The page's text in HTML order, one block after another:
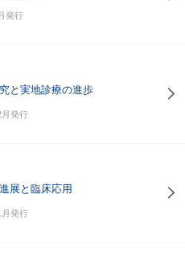
発行
と実地診療の進歩
月発行
展と臨床応用
月発行